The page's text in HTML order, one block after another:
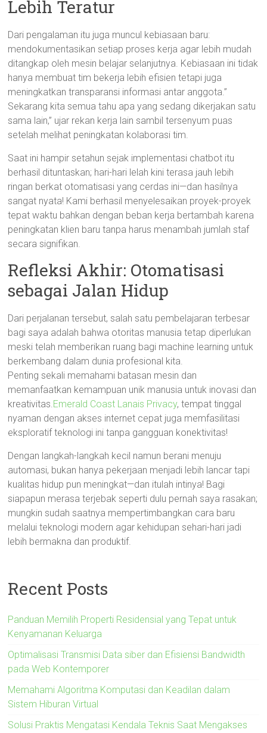
Lebih Teratur
Dari pengalaman itu juga muncul kebiasaan baru:
mendokumentasikan setiap proses kerja agar lebih mudah
ditangkap oleh mesin belajar selanjutnya. Kebiasaan ini tidak
hanya membuat tim bekerja lebih efisien tetapi juga
meningkatkan transparansi informasi antar anggota.”
Sekarang kita semua tahu apa yang sedang dikerjakan satu
sama lain,” ujar rekan kerja lain sambil tersenyum puas
setelah melihat peningkatan kolaborasi tim.
Saat ini hampir setahun sejak implementasi chatbot itu
berhasil dituntaskan; hari-hari lelah kini terasa jauh lebih
ringan berkat otomatisasi yang cerdas ini—dan hasilnya
sangat nyata! Kami berhasil menyelesaikan proyek-proyek
tepat waktu bahkan dengan beban kerja bertambah karena
peningkatan klien baru tanpa harus menambah jumlah staf
secara signifikan.
Refleksi Akhir: Otomatisasi
sebagai Jalan Hidup
Dari perjalanan tersebut, salah satu pembelajaran terbesar
bagi saya adalah bahwa otoritas manusia tetap diperlukan
meski telah memberikan ruang bagi machine learning untuk
berkembang dalam dunia profesional kita.
Penting sekali memahami batasan mesin dan
memanfaatkan kemampuan unik manusia untuk inovasi dan
kreativitas.Emerald Coast Lanais Privacy, tempat tinggal
nyaman dengan akses internet cepat juga memfasilitasi
eksploratif teknologi ini tanpa gangguan konektivitas!
Dengan langkah-langkah kecil namun berani menuju
automasi, bukan hanya pekerjaan menjadi lebih lancar tapi
kualitas hidup pun meningkat—dan itulah intinya! Bagi
siapapun merasa terjebak seperti dulu pernah saya rasakan;
mungkin sudah saatnya mempertimbangkan cara baru
melalui teknologi modern agar kehidupan sehari-hari jadi
lebih bermakna dan produktif.
Recent Posts
Panduan Memilih Properti Residensial yang Tepat untuk
Kenyamanan Keluarga
Optimalisasi Transmisi Data siber dan Efisiensi Bandwidth
pada Web Kontemporer
Memahami Algoritma Komputasi dan Keadilan dalam
Sistem Hiburan Virtual
Solusi Praktis Mengatasi Kendala Teknis Saat Mengakses